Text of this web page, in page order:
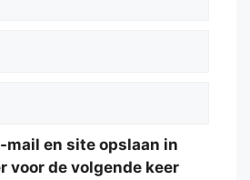
mail en site opslaan in
voor de volgende keer